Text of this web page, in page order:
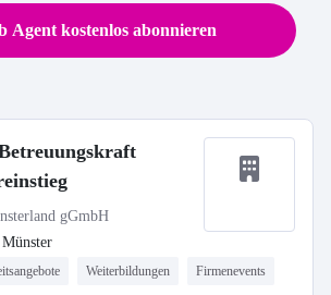
Agent kostenlos abonnieren
gGmbH
Weiterbildungen Firmenevents